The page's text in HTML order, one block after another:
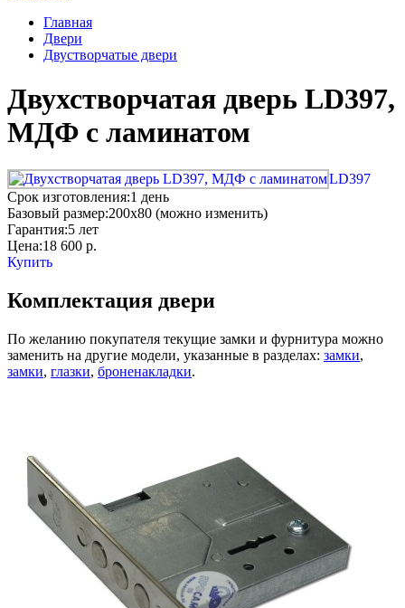
Главная
Двери
Двустворчатые двери
Двухстворчатая дверь LD397,
МДФ с ламинатом
LD397
Срок изготовления:1 день
Базовый размер:200x80 (можно изменить)
Гарантия:5 лет
Цена:18 600 р.
Купить
Комплектация двери
По желанию покупателя текущие замки и фурнитура можно
заменить на другие модели, указанные в разделах: замки,
замки, глазки, броненакладки.